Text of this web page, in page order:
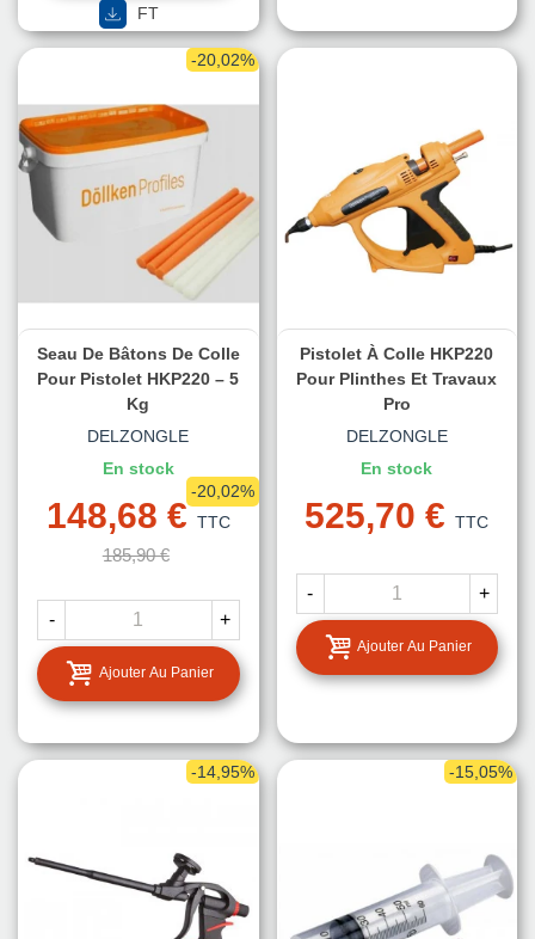
FT
-20,02%
Seau De Bâtons De Colle
Pour Pistolet HKP220 – 5
Kg
DELZONGLE
En stock
148,68 € TTC
185,90 €
-20,02%
- +
Ajouter Au Panier
Pistolet À Colle HKP220
Pour Plinthes Et Travaux
Pro
DELZONGLE
En stock
525,70 € TTC
- +
Ajouter Au Panier
-14,95% -15,05%